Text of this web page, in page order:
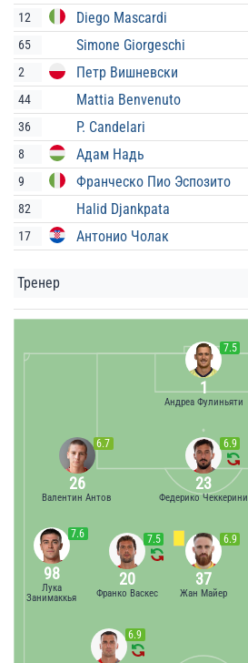
12 Diego Mascardi
65 Simone Giorgeschi
2 Петр Вишневски
44 Mattia Benvenuto
36 P. Candelari
8 Адам Надь
9 Франческо Пио Эспозито
82 Halid Djankpata
17 Антонио Чолак
Тренер
7.5
1
Андреа Фулиньяти
6.9
23
Федерико Чеккерини
6.7
26
Валентин Антов
6.9
37
Жан Майер
7.5
20
Франко Васкес
7.6
98
Лука
Занимаккья
6.9